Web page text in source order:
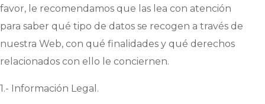
favor, le recomendamos que las lea con atención
para saber qué tipo de datos se recogen a través de
nuestra Web, con qué finalidades y qué derechos
relacionados con ello le conciernen.
1.- Información Legal.